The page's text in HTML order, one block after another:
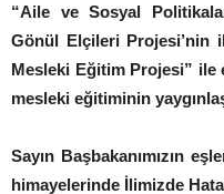
“Aile ve Sosyal
Gönül Elçileri Projesi’nin
Mesleki Eğitim Projesi” ile
mesleki eğitiminin
Sayın Başbakanımızın
himayelerinde İlimizde